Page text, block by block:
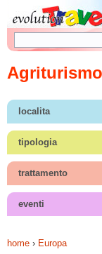
Form di
Cerca
localita
tipologia
trattamento
eventi
home › Europa